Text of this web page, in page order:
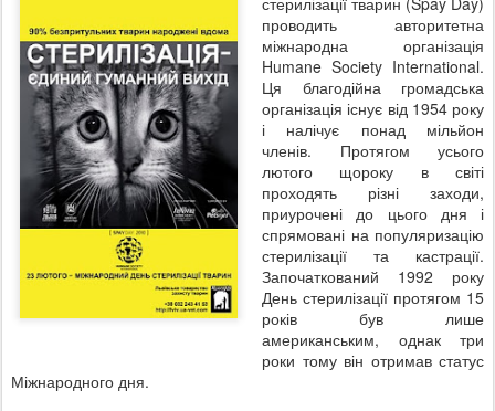
проводить авторитетна
міжнародна організація
Humane Society International.
Ця благодійна громадська
організація існує від 1954 року
і налічує понад мільйон
членів. Протягом усього
лютого щороку в світі
проходять різні заходи,
приурочені до цього дня і
спрямовані на популяризацію
стерилізації та кастрації.
Започаткований 1992 року
День стерилізації протягом 15
років був лише
американським, однак три
роки тому він отримав статус
Міжнародного дня.